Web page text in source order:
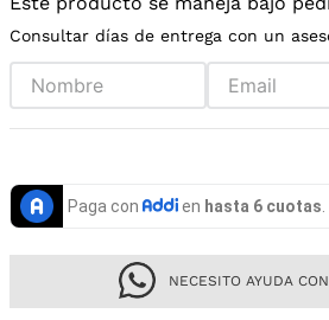
Consultar días de entrega con un
NECESITO AYUDA